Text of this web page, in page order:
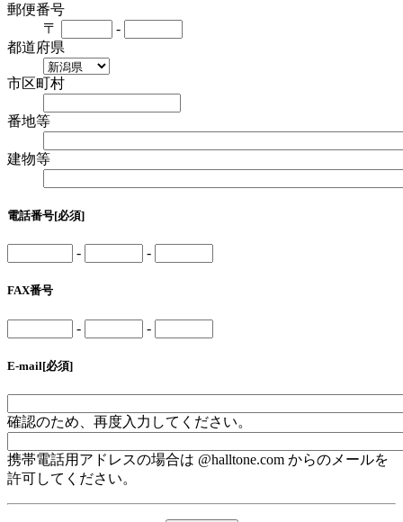
郵便番号
〒
-
都道府県
市区町村
番地等
建物等
電話番号[必須]
- -
FAX番号
- -
E-mail[必須]
確認のため、再度入力してください。
携帯電話用アドレスの場合は @halltone.com からのメールを
許可してください。